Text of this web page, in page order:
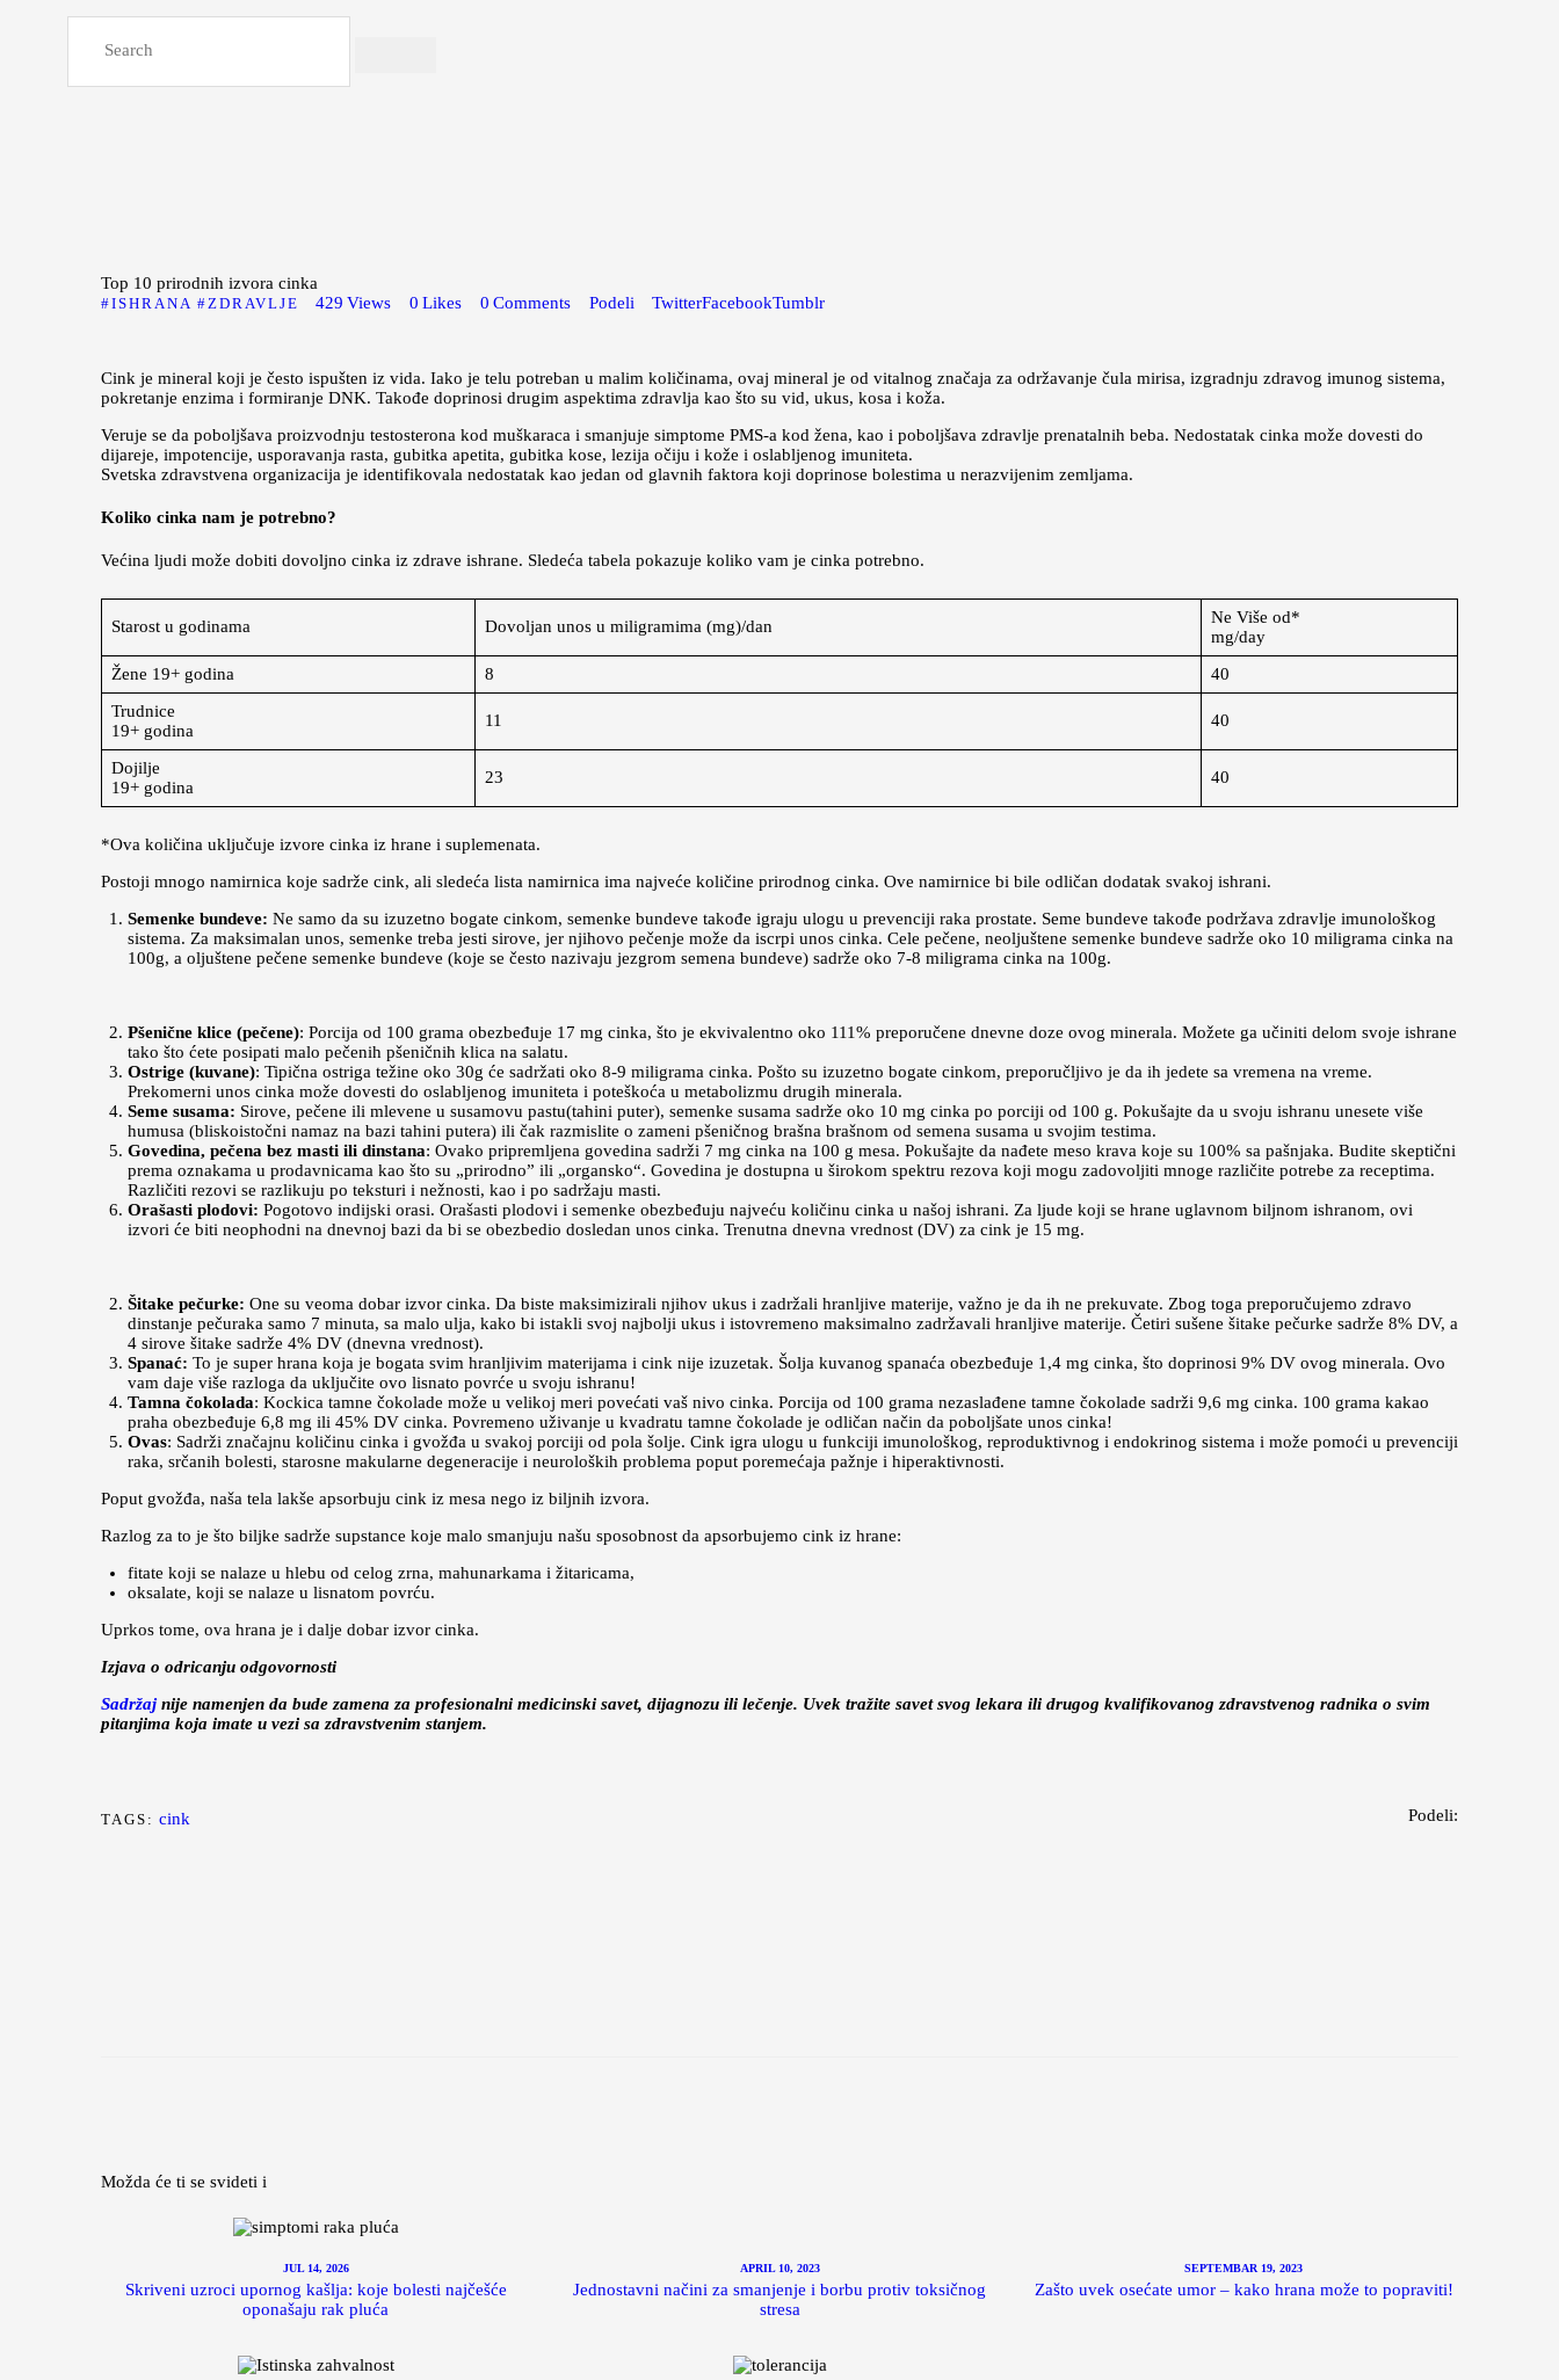
Top 10 prirodnih izvora cinka
ISHRANA ZDRAVLJE 429 Views 0 Likes 0 Comments Podeli TwitterFacebookTumblr
Cink je mineral koji je često ispušten iz vida. Iako je telu potreban u malim količinama, ovaj mineral je od vitalnog značaja za održavanje čula mirisa, izgradnju zdravog imunog sistema,
pokretanje enzima i formiranje DNK. Takođe doprinosi drugim aspektima zdravlja kao što su vid, ukus, kosa i koža.
Veruje se da poboljšava proizvodnju testosterona kod muškaraca i smanjuje simptome PMS-a kod žena, kao i poboljšava zdravlje prenatalnih beba. Nedostatak cinka može dovesti do
dijareje, impotencije, usporavanja rasta, gubitka apetita, gubitka kose, lezija očiju i kože i oslabljenog imuniteta.
Svetska zdravstvena organizacija je identifikovala nedostatak kao jedan od glavnih faktora koji doprinose bolestima u nerazvijenim zemljama.
Koliko cinka nam je potrebno?
Većina ljudi može dobiti dovoljno cinka iz zdrave ishrane. Sledeća tabela pokazuje koliko vam je cinka potrebno.
Starost u godinama Dovoljan unos u miligramima (mg)/dan
Ne Više od*
mg/day
Žene 19+ godina
8
40
Trudnice
19+ godina
11 40
Dojilje
19+ godina
23 40
*Ova količina uključuje izvore cinka iz hrane i suplemenata.
Postoji mnogo namirnica koje sadrže cink, ali sledeća lista namirnica ima najveće količine prirodnog cinka. Ove namirnice bi bile odličan dodatak svakoj ishrani.
Semenke bundeve: Ne samo da su izuzetno bogate cinkom, semenke bundeve takođe igraju ulogu u prevenciji raka prostate. Seme bundeve takođe podržava zdravlje imunološkog
sistema. Za maksimalan unos, semenke treba jesti sirove, jer njihovo pečenje može da iscrpi unos cinka. Cele pečene, neoljuštene semenke bundeve sadrže oko 10 miligrama cinka na
100g, a oljuštene pečene semenke bundeve (koje se često nazivaju jezgrom semena bundeve) sadrže oko 7-8 miligrama cinka na 100g.
Pšenične klice (pečene): Porcija od 100 grama obezbeđuje 17 mg cinka, što je ekvivalentno oko 111% preporučene dnevne doze ovog minerala. Možete ga učiniti delom svoje ishrane
tako što ćete posipati malo pečenih pšeničnih klica na salatu.
Ostrige (kuvane): Tipična ostriga težine oko 30g će sadržati oko 8-9 miligrama cinka. Pošto su izuzetno bogate cinkom, preporučljivo je da ih jedete sa vremena na vreme.
Prekomerni unos cinka može dovesti do oslabljenog imuniteta i poteškoća u metabolizmu drugih minerala.
Seme susama: Sirove, pečene ili mlevene u susamovu pastu(tahini puter), semenke susama sadrže oko 10 mg cinka po porciji od 100 g. Pokušajte da u svoju ishranu unesete više
humusa (bliskoistočni namaz na bazi tahini putera) ili čak razmislite o zameni pšeničnog brašna brašnom od semena susama u svojim testima.
Govedina, pečena bez masti ili dinstana: Ovako pripremljena govedina sadrži 7 mg cinka na 100 g mesa. Pokušajte da nađete meso krava koje su 100% sa pašnjaka. Budite skeptični
prema oznakama u prodavnicama kao što su „prirodno” ili „organsko“. Govedina je dostupna u širokom spektru rezova koji mogu zadovoljiti mnoge različite potrebe za receptima.
Različiti rezovi se razlikuju po teksturi i nežnosti, kao i po sadržaju masti.
Orašasti plodovi: Pogotovo indijski orasi. Orašasti plodovi i semenke obezbeđuju najveću količinu cinka u našoj ishrani. Za ljude koji se hrane uglavnom biljnom ishranom, ovi
izvori će biti neophodni na dnevnoj bazi da bi se obezbedio dosledan unos cinka. Trenutna dnevna vrednost (DV) za cink je 15 mg.
Šitake pečurke: One su veoma dobar izvor cinka. Da biste maksimizirali njihov ukus i zadržali hranljive materije, važno je da ih ne prekuvate. Zbog toga preporučujemo zdravo
dinstanje pečuraka samo 7 minuta, sa malo ulja, kako bi istakli svoj najbolji ukus i istovremeno maksimalno zadržavali hranljive materije. Četiri sušene šitake pečurke sadrže 8% DV, a
4 sirove šitake sadrže 4% DV (dnevna vrednost).
Spanać: To je super hrana koja je bogata svim hranljivim materijama i cink nije izuzetak. Šolja kuvanog spanaća obezbeđuje 1,4 mg cinka, što doprinosi 9% DV ovog minerala. Ovo
vam daje više razloga da uključite ovo lisnato povrće u svoju ishranu!
Tamna čokolada: Kockica tamne čokolade može u velikoj meri povećati vaš nivo cinka. Porcija od 100 grama nezaslađene tamne čokolade sadrži 9,6 mg cinka. 100 grama kakao
praha obezbeđuje 6,8 mg ili 45% DV cinka. Povremeno uživanje u kvadratu tamne čokolade je odličan način da poboljšate unos cinka!
Ovas: Sadrži značajnu količinu cinka i gvožđa u svakoj porciji od pola šolje. Cink igra ulogu u funkciji imunološkog, reproduktivnog i endokrinog sistema i može pomoći u prevenciji
raka, srčanih bolesti, starosne makularne degeneracije i neuroloških problema poput poremećaja pažnje i hiperaktivnosti.
Poput gvožđa, naša tela lakše apsorbuju cink iz mesa nego iz biljnih izvora.
Razlog za to je što biljke sadrže supstance koje malo smanjuju našu sposobnost da apsorbujemo cink iz hrane:
fitate koji se nalaze u hlebu od celog zrna, mahunarkama i žitaricama,
oksalate, koji se nalaze u lisnatom povrću.
Uprkos tome, ova hrana je i dalje dobar izvor cinka.
Izjava o odricanju odgovornosti
Sadržajnije namenjen da bude zamena za profesionalni medicinski savet, dijagnozu ili lečenje. Uvek tražite savet svog lekara ili drugog kvalifikovanog zdravstvenog radnika o svim
pitanjima koja imate u vezi sa zdravstvenim stanjem.
TAGS: cink Podeli:
Možda će ti se svideti i
JUL 14, 2026
Skriveni uzroci upornog kašlja: koje bolesti najčešće
oponašaju rak pluća
APRIL 10, 2023
Jednostavni načini za smanjenje i borbu protiv toksičnog
stresa
SEPTEMBAR 19, 2023
Zašto uvek osećate umor – kako hrana može to popraviti!